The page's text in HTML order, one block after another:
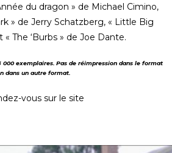
du dragon » de Michael Cimino,
» de Jerry Schatzberg, « Little Big
The ‘Burbs » de Joe Dante.
exemplaires. Pas de réimpression dans le format
dans un autre format.
vous sur le site